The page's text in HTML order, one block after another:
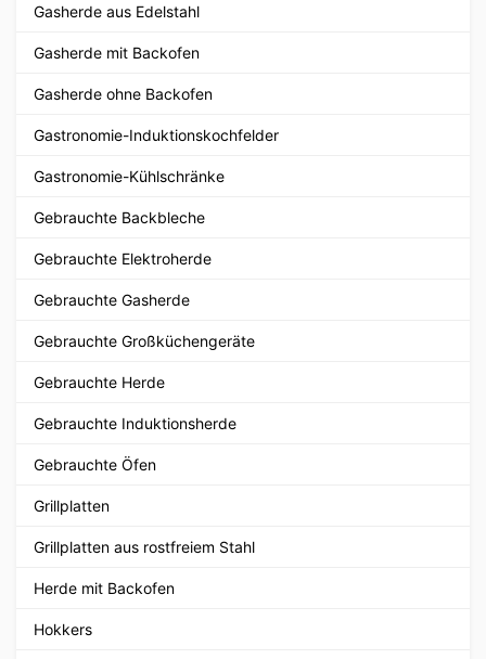
Gasherde aus Edelstahl
Gasherde mit Backofen
Gasherde ohne Backofen
Gastronomie-Induktionskochfelder
Gastronomie-Kühlschränke
Gebrauchte Backbleche
Gebrauchte Elektroherde
Gebrauchte Gasherde
Gebrauchte Großküchengeräte
Gebrauchte Herde
Gebrauchte Induktionsherde
Gebrauchte Öfen
Grillplatten
Grillplatten aus rostfreiem Stahl
Herde mit Backofen
Hokkers